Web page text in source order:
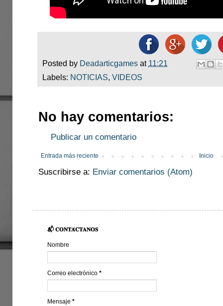
Posted by Deadarticgames at 11:21
Labels: NOTICIAS, VIDEOS
No hay comentarios:
Publicar un comentario
Entrada más reciente Inicio
Suscribirse a: Enviar comentarios (Atom)
📬 𝐂𝐎𝐍𝐓𝐀́𝐂𝐓𝐀𝐍𝐎𝐒
Nombre
Correo electrónico *
Mensaje *